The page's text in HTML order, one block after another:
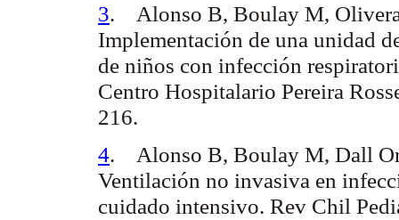
3. Alonso B, Boulay M,
Implementación de una unidad
de niños con infección
Centro Hospitalario Pereira
216.
4. Alonso B, Boulay M, Dall
Ventilación no invasiva en
cuidado intensivo. Rev Chil